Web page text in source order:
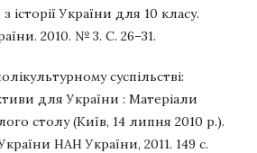
історії України для 10 класу.
2010. № 3. С. 26–31.
суспільстві:
для України : Матеріали
столу (Київ, 14 липня 2010 р.).
НАН України, 2011. 149 с.